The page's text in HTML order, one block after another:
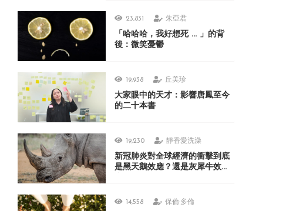
23,831 朱亞君
「哈哈哈，我好想死 ... 」的背
後：微笑憂鬱
19,938 丘美珍
大家眼中的天才：影響唐鳳至今
的二十本書
19,230 靜香愛洗澡
新冠肺炎對全球經濟的衝擊到底
是黑天鵝效應？還是灰犀牛效
14,558 保倫·多倫